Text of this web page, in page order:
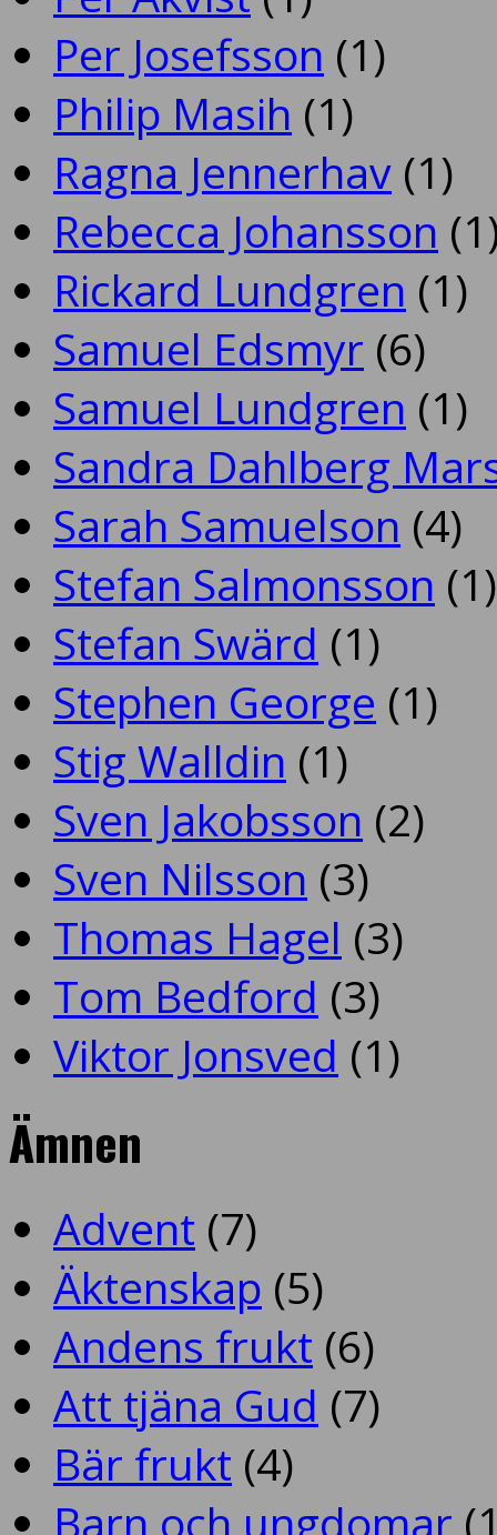
Per Josefsson (1)
Philip Masih (1)
Ragna Jennerhav (1)
Rebecca Johansson
Rickard Lundgren (1)
Samuel Edsmyr (6)
Samuel Lundgren (1)
Sandra Dahlberg
Sarah Samuelson (4)
Stefan Salmonsson (1)
Stefan Swärd (1)
Stephen George (1)
Stig Walldin (1)
Sven Jakobsson (2)
Sven Nilsson (3)
Thomas Hagel (3)
Tom Bedford (3)
Viktor Jonsved (1)
Ämnen
Advent (7)
Äktenskap (5)
Andens frukt (6)
Att tjäna Gud (7)
Bär frukt (4)
Barn och ungdomar